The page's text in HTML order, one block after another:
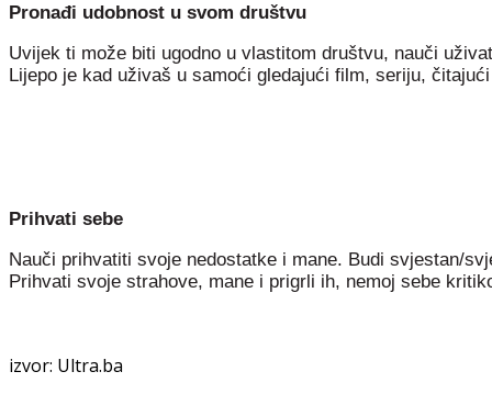
Pronađi udobnost u svom društvu
Uvijek ti može biti ugodno u vlastitom društvu, nauči
Lijepo je kad uživaš u samoći gledajući film, seriju,
Prihvati sebe
Nauči prihvatiti svoje nedostatke i mane. Budi svjestan/
Prihvati svoje strahove, mane i prigrli ih, nemoj sebe
izvor: Ultra.ba